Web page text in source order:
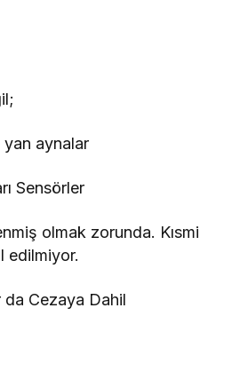
aynalar
Sensörler
olmak zorunda. Kısmi
edilmiyor.
da Cezaya Dahil